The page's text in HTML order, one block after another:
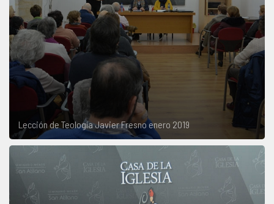
Lección de Teología Javier Fresno enero 2019